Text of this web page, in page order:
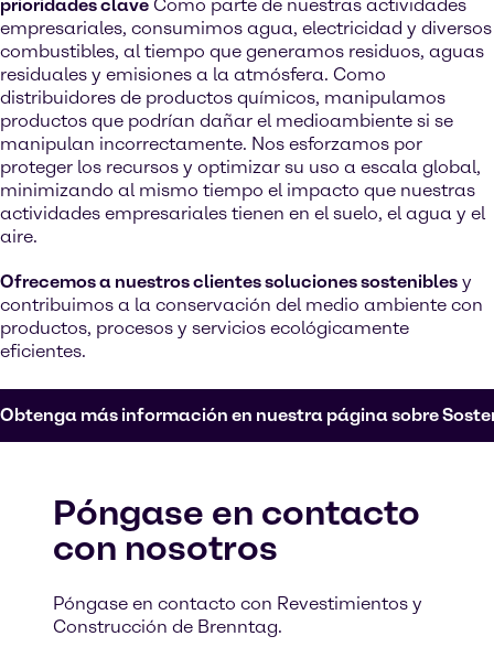
prioridades clave Como parte de nuestras actividades
empresariales, consumimos agua, electricidad y diversos
combustibles, al tiempo que generamos residuos, aguas
residuales y emisiones a la atmósfera. Como
distribuidores de productos químicos, manipulamos
productos que podrían dañar el medioambiente si se
manipulan incorrectamente. Nos esforzamos por
proteger los recursos y optimizar su uso a escala global,
minimizando al mismo tiempo el impacto que nuestras
actividades empresariales tienen en el suelo, el agua y el
aire.
Ofrecemos a nuestros clientes soluciones sostenibles y
contribuimos a la conservación del medio ambiente con
productos, procesos y servicios ecológicamente
eficientes.
Obtenga más información en nuestra página sobre
Póngase en contacto
con nosotros
Póngase en contacto con Revestimientos y
Construcción de Brenntag.